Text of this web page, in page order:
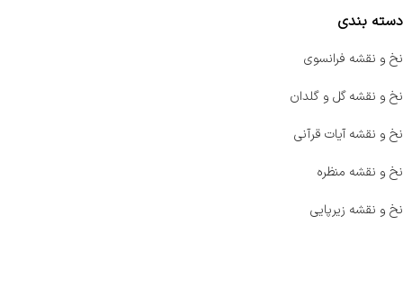
دسته بندی
نخ و نقشه فرانسوی
نخ و نقشه گل و گلدان
نخ و نقشه آیات قرآنی
نخ و نقشه منظره
نخ و نقشه زیرپایی